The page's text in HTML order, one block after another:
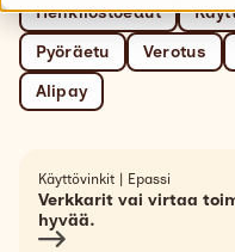
Henkilöstöedut
Pyöräetu
Verotus
Alipay
Käyttövinkit | Epassi
Verkkarit vai virtaa
hyvää.